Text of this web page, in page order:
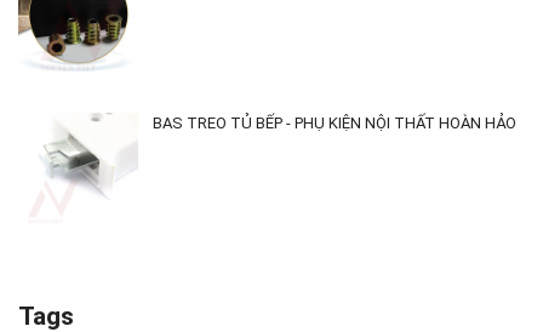
BAS TREO TỦ BẾP - PHỤ KIỆN NỘI THẤT HOÀN HẢO
Tags